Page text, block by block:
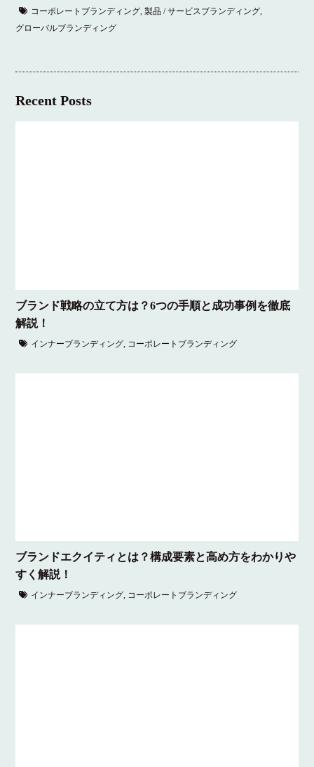
コーポレートブランディング ,製品 / サービスブランディング
グローバルブランディング
Recent Posts
ブランド戦略の立て方は？6つの手順と成功事例を徹底
解説！
インナーブランディング コーポレートブランディング
ブランドエクイティとは？構成要素と高め方をわかりや
すく解説！
インナーブランディング, コーポレートブランディング